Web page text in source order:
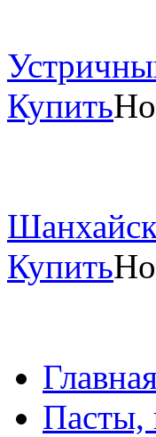
Купить
Купить
Пасты,